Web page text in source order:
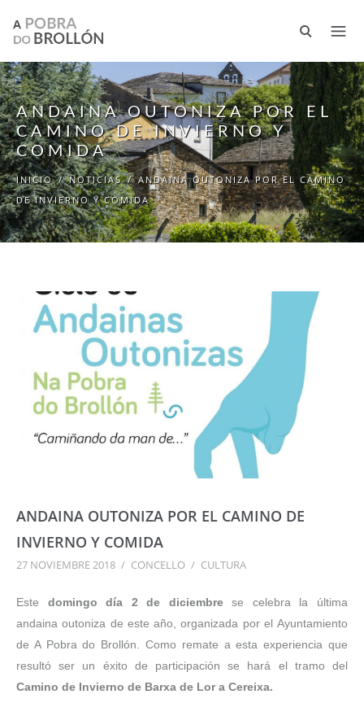
ANDAINA OUTONIZA POR EL
CAMINO DE INVIERNO Y
COMIDA
INICIO / NOTICIAS / ANDAINA OUTONIZA POR EL CAMINO
DE INVIERNO Y COMIDA
ANDAINA OUTONIZA POR EL CAMINO DE
INVIERNO Y COMIDA
27 NOVIEMBRE 2018 / CONCELLO / CULTURA
Este domingo día 2 de diciembrese celebra la última
andaina outoniza de este año, organizada por el Ayuntamiento
de A Pobra do Brollón. Como remate a esta experiencia que
resultó ser un éxito de participación se hará el tramo del
Camino de Invierno de Barxa de Lor a Cereixa.